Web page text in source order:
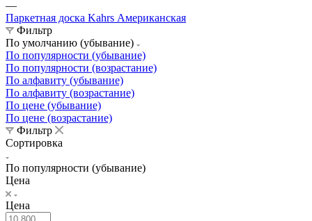
—
Паркетная доска Kahrs Американская
Фильтр
По умолчанию (убывание)
По популярности (убывание)
По популярности (возрастание)
По алфавиту (убывание)
По алфавиту (возрастание)
По цене (убывание)
По цене (возрастание)
Фильтр
Сортировка
По популярности (убывание)
Цена
Цена